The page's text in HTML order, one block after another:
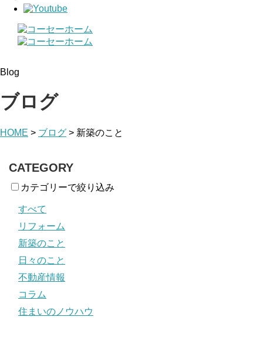
Blog
ブログ
HOME > ブログ > 新築のこと
CATEGORY
カテゴリーで絞り込み
すべて
リフォーム
新築のこと
日々のこと
不動産情報
コラム
住まいのノウハウ